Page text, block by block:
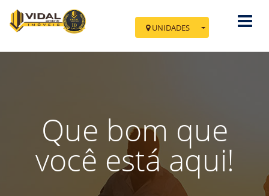
UNIDADES
Você esta em Nova
IR PARA TRAMANDAÍ
Que bom que
você está aqui!